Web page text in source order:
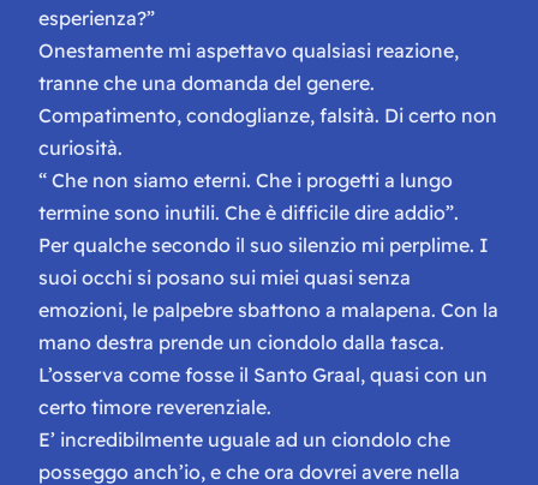
esperienza?”
Onestamente mi aspettavo qualsiasi reazione,
tranne che una domanda del genere.
Compatimento, condoglianze, falsità. Di certo non
curiosità.
“ Che non siamo eterni. Che i progetti a lungo
termine sono inutili. Che è difficile dire addio”.
Per qualche secondo il suo silenzio mi perplime. I
suoi occhi si posano sui miei quasi senza
emozioni, le palpebre sbattono a malapena. Con la
mano destra prende un ciondolo dalla tasca.
L’osserva come fosse il Santo Graal, quasi con un
certo timore reverenziale.
E’ incredibilmente uguale ad un ciondolo che
posseggo anch’io, e che ora dovrei avere nella